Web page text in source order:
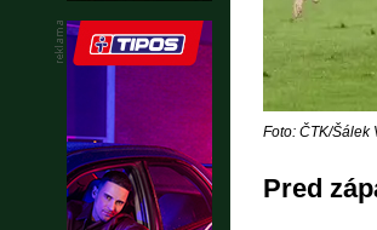
Foto: ČTK/Šálek
Pred